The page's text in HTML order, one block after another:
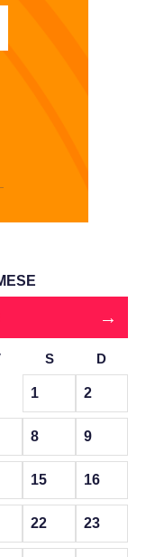
→
S D
1 2
8 9
15 16
22 23